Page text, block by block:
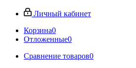
Личный кабинет
Корзина0
Отложенные0
Сравнение товаров0